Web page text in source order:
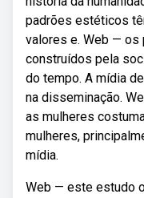
padrões estéticos
valores e. Web — os
construídos pela
do tempo. A mídia
na disseminação.
as mulheres
mulheres,
mídia.
Web — este estudo